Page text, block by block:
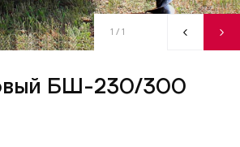
1 / 1
БШ-230/300